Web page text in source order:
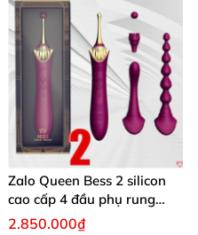
Zalo Queen Bess 2 silicon
cao cấp 4 đầu phụ rung
nhiệt đa điểm
2.850.000₫